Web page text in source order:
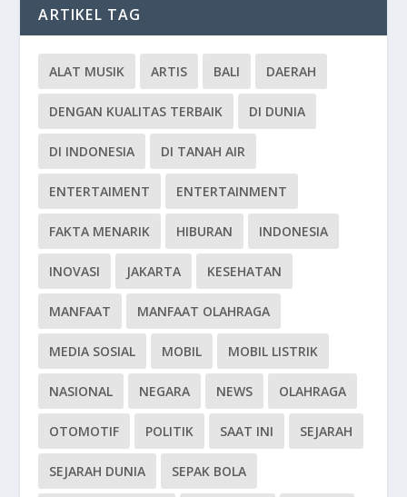
ARTIKEL TAG
ALAT MUSIK ARTIS BALI DAERAH
DENGAN KUALITAS TERBAIK DI DUNIA
DI INDONESIA DI TANAH AIR
ENTERTAIMENT ENTERTAINMENT
FAKTA MENARIK HIBURAN INDONESIA
INOVASI JAKARTA KESEHATAN
MANFAAT MANFAAT OLAHRAGA
MEDIA SOSIAL MOBIL MOBIL LISTRIK
NASIONAL NEGARA NEWS OLAHRAGA
OTOMOTIF POLITIK SAAT INI SEJARAH
SEJARAH DUNIA SEPAK BOLA